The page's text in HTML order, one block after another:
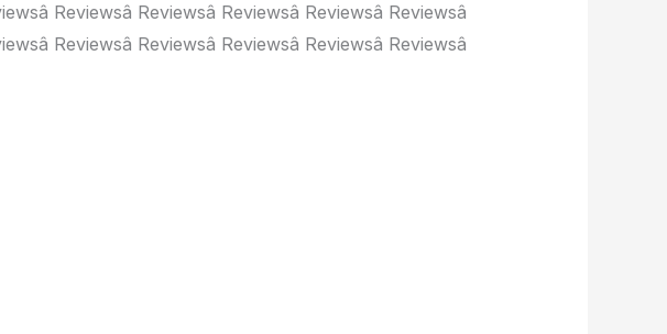
Reviewsâ Reviewsâ Reviewsâ Reviewsâ Reviewsâ
Reviewsâ Reviewsâ Reviewsâ Reviewsâ Reviewsâ